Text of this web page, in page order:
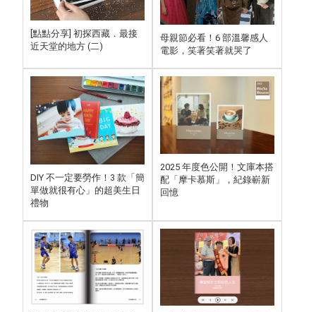
[點點分享] 初探西藏．最接
近天堂的地方 (二)
母親節必看！6 部溫馨感人
電影，笑著笑著就哭了
DIY 不一定要勞作！3 款「簡
單做就很有心」的超美生日
禮物
2025 年度色公開！文庫本搭
配「摩卡慕斯」，紀錄嶄新
回憶